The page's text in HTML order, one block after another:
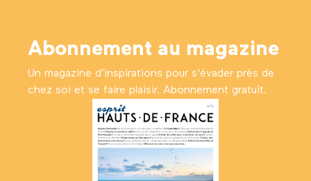
Abonnement au magazine
Un magazine d’inspirations pour s'évader près de
chez soi et se faire plaisir. Abonnement gratuit.